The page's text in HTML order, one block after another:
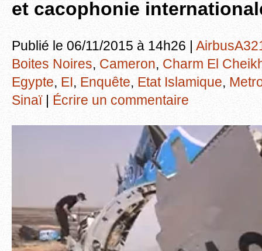
et cacophonie
Publié le 06/11/2015 à 14h26 |
Boites Noires, Cameron, Charm El
Egypte, EI, Enquête, Etat Islamique,
Sinaï| Écrire un commentaire